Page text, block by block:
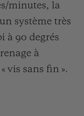
minutes, la
système très
à 90 degrés
à
vis sans fin ».